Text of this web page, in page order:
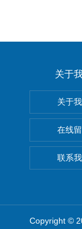
关于
关于
在线
联系
Copyright ©